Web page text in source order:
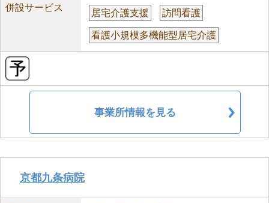
併設サービス
居宅介護支援 訪問看護
看護小規模多機能型居宅介護
事業所情報を見る
京都九条病院